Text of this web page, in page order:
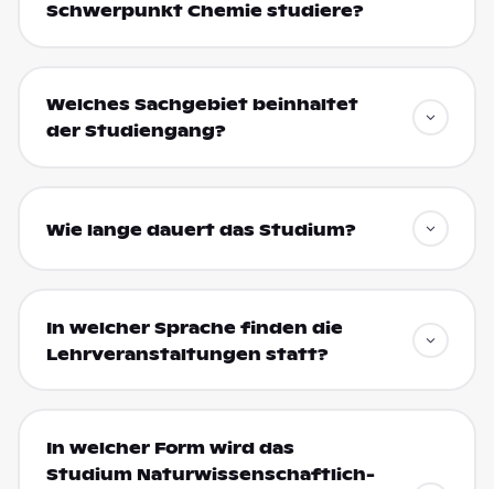
Schwerpunkt Chemie studiere?
Welches Sachgebiet beinhaltet
der Studiengang?
Wie lange dauert das Studium?
In welcher Sprache finden die
Lehrveranstaltungen statt?
In welcher Form wird das
Studium Naturwissenschaftlich-